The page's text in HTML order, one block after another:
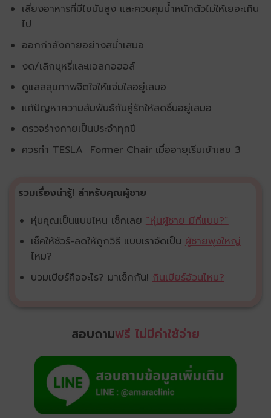
เลี่ยงอาหารที่มีไขมันสูง และควบคุมน้ำหนักตัวไม่ให้เยอะเกิน
ไป
ออกกำลังกายอย่างสม่ำเสมอ
งด/เลิกบุหรี่และแอลกอฮอล์
ดูแลลสุขภาพจิตใจให้แจ่มใสอยู่เสมอ
แก้ปัญหาความสัมพันธ์กับคู่รักให้สดชื่นอยู่เสมอ
ตรวจร่างกายเป็นประจำทุกปี
ควรทำ TESLA Former Chair เมื่ออายุเริ่มเข้าเลข 3
รวมเรื่องน่ารู้! สำหรับคุณผู้ชาย
หุ่นคุณเป็นแบบไหน เช็กเลย “หุ่นผู้ชาย มีกี่แบบ?”
เช็คให้ชัวร์-ลดให้ถูกวิธี แบบเราจัดเป็น ผู้ชายพุงใหญ่
ไหม?
บวมเบียร์คืออะไร? มาเช็กกัน! กินเบียร์อ้วนไหม?
สอบถามฟรี ไม่มีค่าใช้จ่าย